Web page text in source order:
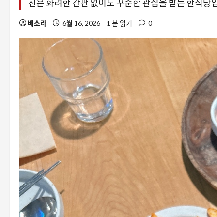
친은 화려한 간판 없이도 꾸준한 관심을 받는 한식당
배소라 6월 16, 2026 1 분 읽기 0